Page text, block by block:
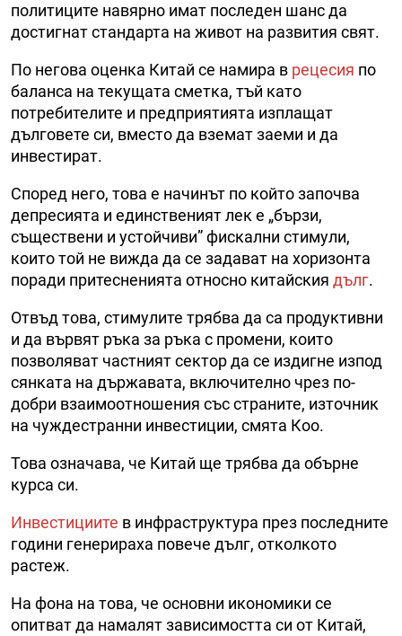
политиците навярно имат последен шанс да
достигнат стандарта на живот на развития свят.
По негова оценка Китай се намира в рецесия по
баланса на текущата сметка, тъй като
потребителите и предприятията изплащат
дълговете си, вместо да вземат заеми и да
инвестират.
Според него, това е начинът по който започва
депресията и единственият лек е „бързи,
съществени и устойчиви” фискални стимули,
които той не вижда да се задават на хоризонта
поради притесненията относно китайския дълг.
Отвъд това, стимулите трябва да са продуктивни
и да вървят ръка за ръка с промени, които
позволяват частният сектор да се издигне изпод
сянката на държавата, включително чрез по-
добри взаимоотношения със страните, източник
на чуждестранни инвестиции, смята Коо.
Това означава, че Китай ще трябва да обърне
курса си.
Инвестициите в инфраструктура през последните
години генерираха повече дълг, отколкото
растеж.
На фона на това, че основни икономики се
опитват да намалят зависимостта си от Китай,